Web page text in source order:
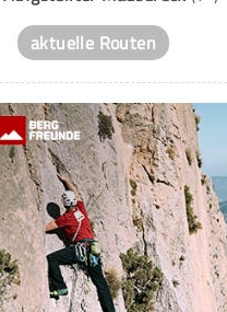
aktuelle Routen